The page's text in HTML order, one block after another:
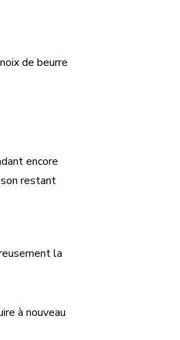
de beurre
encore
restant
la
à nouveau